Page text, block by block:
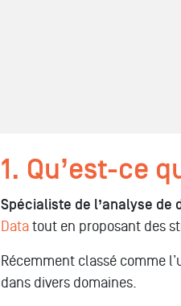
1. Qu’est-ce
Spécialiste de l’analyse
Data tout en proposant des
Récemment classé comme
dans divers domaines.